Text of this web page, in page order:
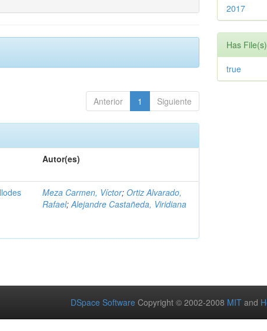
Anterior 1 Siguiente
Autor(es)
Meza Carmen, Víctor;Ortiz Alvarado,
Rafael;Alejandre Castañeda, Viridiana
2017
Has File(s)
true
DSpace Software Copyright © 2002-2008 MIT and